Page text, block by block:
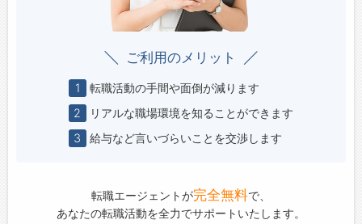
ご利用のメリット
1
転職活動の手間や面倒が減ります
2
リアルな職場環境を知ることができます
3
給与など言いづらいことを交渉します
転職エージェントが完全無料で、
あなたの転職活動を全力でサポートいたします。